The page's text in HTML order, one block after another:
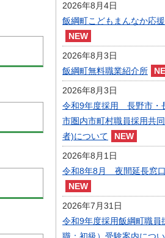
指定管理者制度
人材募集
2026年8月4日
飯綱町こどもまんなか応
2026年8月3日
飯綱町無料職業紹介所
2026年8月3日
令和9年度採用 長野市・
市圏内市町村職員採用共
者)について
2026年8月1日
令和8年8月 夜間延長窓
2026年7月31日
令和9年度採用飯綱町職員